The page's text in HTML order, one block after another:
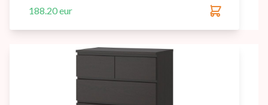
188.20 eur